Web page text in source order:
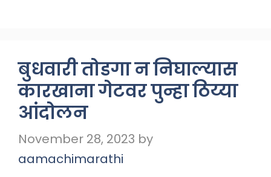
बुधवारी तोडगा न निघाल्यास
कारखाना गेटवर पुन्हा ठिय्या
आंदोलन
November 28, 2023 by
aamachimarathi